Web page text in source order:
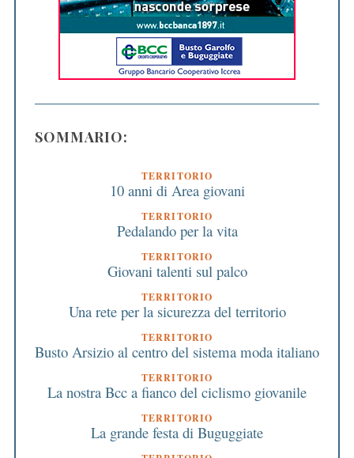
SOMMARIO:
TERRITORIO
10 anni di Area giovani
TERRITORIO
Pedalando per la vita
TERRITORIO
Giovani talenti sul palco
TERRITORIO
Una rete per la sicurezza del territorio
TERRITORIO
Busto Arsizio al centro del sistema moda italiano
TERRITORIO
La nostra Bcc a fianco del ciclismo giovanile
TERRITORIO
La grande festa di Buguggiate